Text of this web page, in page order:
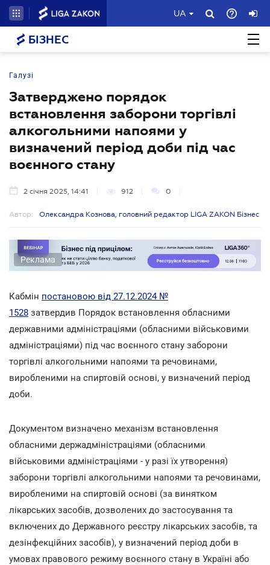
UA
БІЗНЕС
Галузі
Затверджено порядок
встановлення заборони торгівлі
алкогольними напоями у
визначений період доби під час
воєнного стану
2 січня 2025, 14:41 912 0
Автор: Олександра Кознова, головний редактор LIGA ZAKON Бізнес
Реклама
Кабмін постановою від 27.12.2024 №
1528 затвердив Порядок встановлення обласними
державними адміністраціями (обласними військовими
адміністраціями) під час воєнного стану заборони
торгівлі алкогольними напоями та речовинами,
виробленими на спиртовій основі, у визначений період
доби.
Документом визначено механізм встановлення
обласними держадміністраціями (обласними
військовими адміністраціями - у разі їх утворення)
заборони торгівлі алкогольними напоями та речовинами,
виробленими на спиртовій основі (за винятком
лікарських засобів, дозволених до застосування та
включених до Державного реєстру лікарських засобів, та
дезінфекційних засобів), у визначений період доби в
умовах правового режиму воєнного стану в Україні або